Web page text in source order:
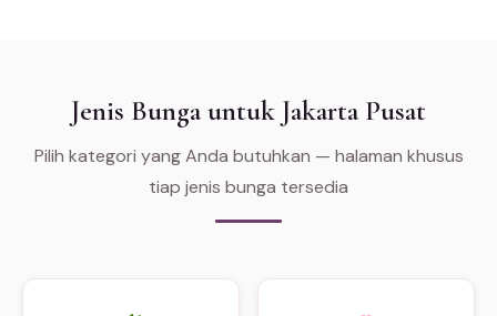
Jenis Bunga untuk Jakarta Pusat
Pilih kategori yang Anda butuhkan — halaman khusus
tiap jenis bunga tersedia